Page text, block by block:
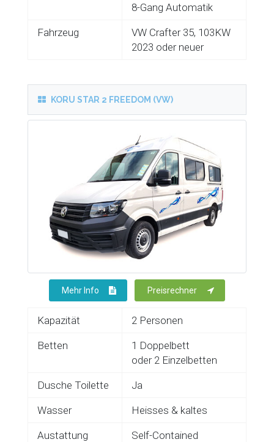
8-Gang Automatik
Fahrzeug
VW Crafter 35, 103KW
2023 oder neuer
KORU STAR 2 FREEDOM (VW)
Mehr Info Preisrechner
Kapazität 2 Personen
Betten
1 Doppelbett
oder 2 Einzelbetten
Dusche Toilette Ja
Wasser Heisses & kaltes
Austattung
Self-Contained